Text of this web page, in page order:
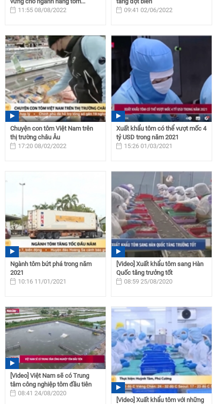
11:55 08/08/2022
09:41 02/06/2022
Chuyện con tôm Việt Nam trên
thị trường châu Âu
17:20 08/02/2022
Xuất khẩu tôm có thể vượt mốc 4
tỷ USD trong năm 2021
15:26 01/03/2021
Ngành tôm bứt phá trong năm
2021
10:16 11/01/2021
[Video] Xuất khẩu tôm sang Hàn
Quốc tăng trưởng tốt
08:59 25/08/2020
[Video] Việt Nam sẽ có Trung
tâm công nghiệp tôm đầu tiên
08:41 24/08/2020
[Video] Xuất khẩu tôm với những